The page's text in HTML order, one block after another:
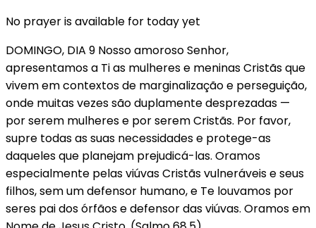
No prayer is available for today yet
DOMINGO, DIA 9 Nosso amoroso Senhor,
apresentamos a Ti as mulheres e meninas Cristãs que
vivem em contextos de marginalização e perseguição,
onde muitas vezes são duplamente desprezadas —
por serem mulheres e por serem Cristãs. Por favor,
supre todas as suas necessidades e protege-as
daqueles que planejam prejudicá-las. Oramos
especialmente pelas viúvas Cristãs vulneráveis e seus
filhos, sem um defensor humano, e Te louvamos por
seres pai dos órfãos e defensor das viúvas. Oramos em